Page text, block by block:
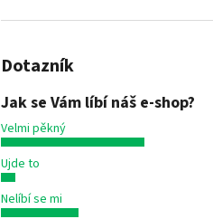
Dotazník
Jak se Vám líbí náš e-shop?
Velmi pěkný
Ujde to
Nelíbí se mi